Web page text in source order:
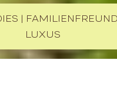
|
LUXUS